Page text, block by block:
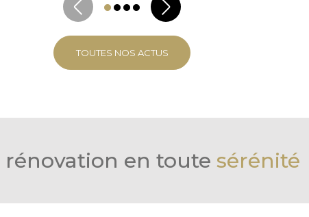
TOUTES NOS ACTUS
rénovation en toute sérénité